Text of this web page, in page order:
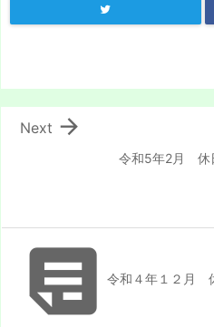
令和5年2月 休

Next
令和４年１２月